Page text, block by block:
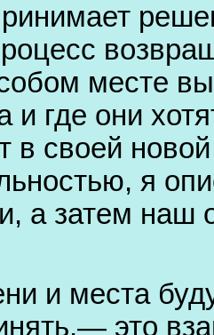
месте
и где они
в своей
я
а затем наш
и места
это